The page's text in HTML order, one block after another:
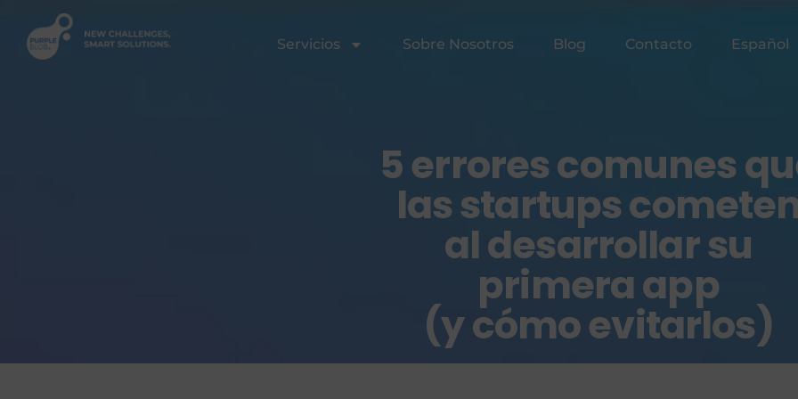
Servicios Sobre Nosotros Blog Contacto Español
5 errores comunes
las startups
al desarrollar su
primera app
(y cómo evitarlos)